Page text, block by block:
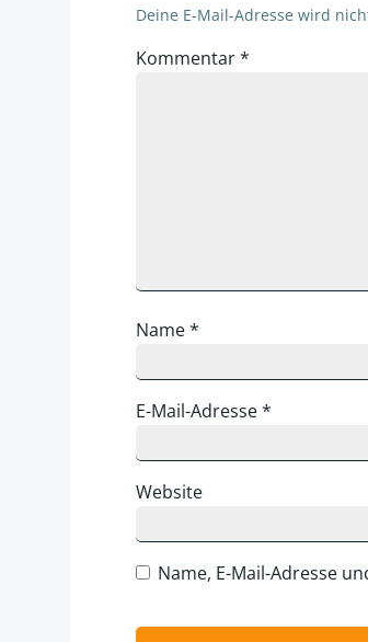
Deine E-Mail-Adresse wird
Kommentar*
Name*
E-Mail-Adresse*
Website
Name, E-Mail-Adresse